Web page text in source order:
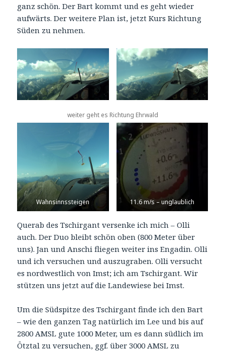
ganz schön. Der Bart kommt und es geht wieder
aufwärts. Der weitere Plan ist, jetzt Kurs Richtung
Süden zu nehmen.
weiter geht es Richtung Ehrwald
Wahnsinnssteigen 11.6 m/s – unglaublich
Querab des Tschirgant versenke ich mich – Olli
auch. Der Duo bleibt schön oben (800 Meter über
uns). Jan und Anschi fliegen weiter ins Engadin. Olli
und ich versuchen und auszugraben. Olli versucht
es nordwestlich von Imst; ich am Tschirgant. Wir
stützen uns jetzt auf die Landewiese bei Imst.
Um die Südspitze des Tschirgant finde ich den Bart
– wie den ganzen Tag natürlich im Lee und bis auf
2800 AMSL gute 1000 Meter, um es dann südlich im
Ötztal zu versuchen, ggf. über 3000 AMSL zu